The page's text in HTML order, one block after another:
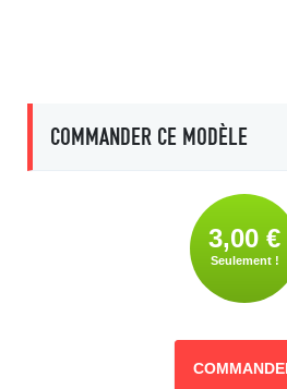
COMMANDER CE MODÈLE
3,00 €
Seulement !